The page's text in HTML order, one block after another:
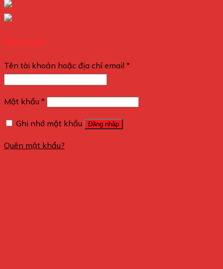
Đăng nhập
Tên tài khoản hoặc địa chỉ email *
Mật khẩu *
Ghi nhớ mật khẩu Đăng nhập
Quên mật khẩu?